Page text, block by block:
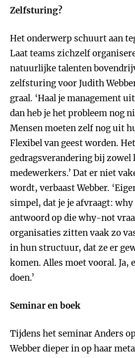
Zelfsturing?
Het onderwerp schuurt aan
Laat teams zichzelf
natuurlijke talenten
zelfsturing voor Judith
graal. ‘Haal je management
dan heb je het probleem nog
Mensen moeten zelf nog uit
Flexibel van geest worden.
gedragsverandering bij zowel
medewerkers.’ Dat er niet
wordt, verbaast Webber.
simpel, dat je je afvraagt: why
antwoord op die why-not
organisaties zitten vaak zo
in hun structuur, dat ze er
komen. Alles moet vooral. Ja,
doen.’
Seminar en boek
Tijdens het seminar Anders
Webber dieper in op haar